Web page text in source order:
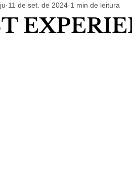
11 de set. de 2024 1 min de leitura